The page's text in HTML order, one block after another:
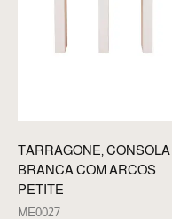
TARRAGONE, CONSOLA
BRANCA COM ARCOS
PETITE
ME0027